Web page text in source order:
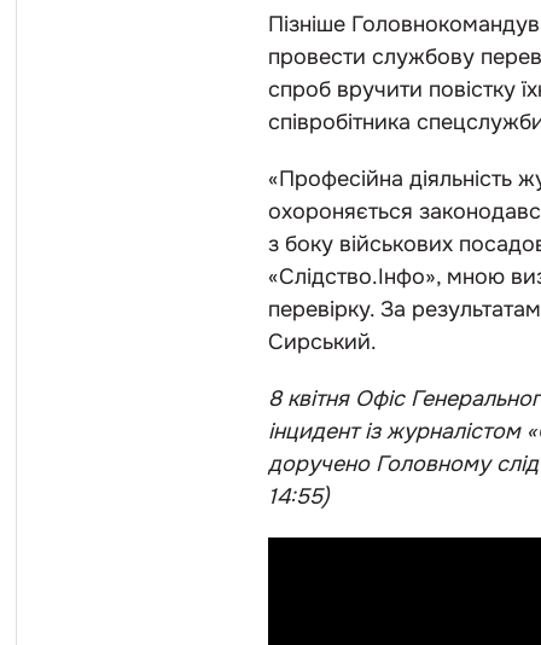
Пізніше
провести службову
спроб вручити повістку
співробітника
«Професійна діяльність
охороняється
з боку військових
«Слідство.Інфо», мною
перевірку. За
Сирський.
8 квітня Офіс
інцидент із журналістом
доручено Головному
14:55)